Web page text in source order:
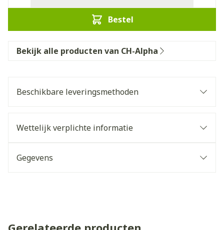
Bestel
Bekijk alle producten van CH-Alpha
Beschikbare leveringsmethoden
Wettelijk verplichte informatie
Gegevens